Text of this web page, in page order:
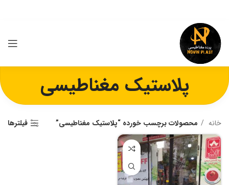
پلاستیک مغناطیسی
خانه محصولات برچسب خورده “پلاستیک مغناطیسی” فیلترها